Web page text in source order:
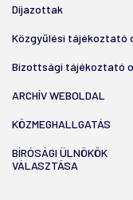
Díjazottak
Közgyűlési tájékoztató
Bizottsági tájékoztató
ARCHÍV WEBOLDAL
KÖZMEGHALLGATÁS
BÍRÓSÁGI ÜLNÖKÖK
VÁLASZTÁSA